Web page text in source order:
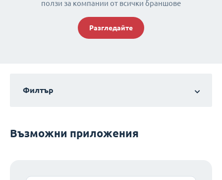
ползи за компании от всички браншове
Разгледайте
Филтър
Възможни приложения